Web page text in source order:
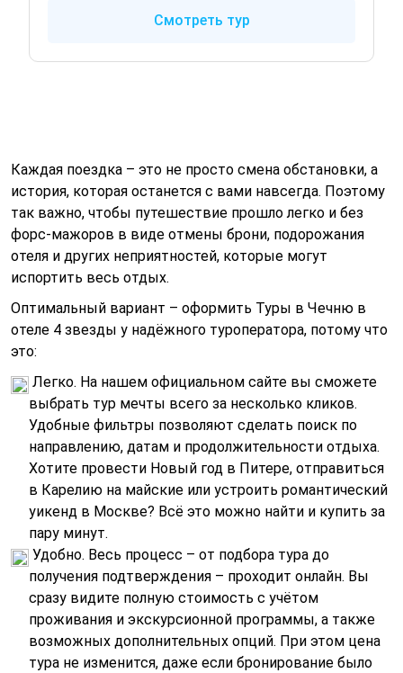
Смотреть тур
Каждая поездка – это не просто смена обстановки, а
история, которая останется с вами навсегда. Поэтому
так важно, чтобы путешествие прошло легко и без
форс-мажоров в виде отмены брони, подорожания
отеля и других неприятностей, которые могут
испортить весь отдых.
Оптимальный вариант – оформить Туры в Чечню в
отеле 4 звезды у надёжного туроператора, потому что
это:
Легко. На нашем официальном сайте вы сможете
выбрать тур мечты всего за несколько кликов.
Удобные фильтры позволяют сделать поиск по
направлению, датам и продолжительности отдыха.
Хотите провести Новый год в Питере, отправиться
в Карелию на майские или устроить романтический
уикенд в Москве? Всё это можно найти и купить за
пару минут.
Удобно. Весь процесс – от подбора тура до
получения подтверждения – проходит онлайн. Вы
сразу видите полную стоимость с учётом
проживания и экскурсионной программы, а также
возможных дополнительных опций. При этом цена
тура не изменится, даже если бронирование было